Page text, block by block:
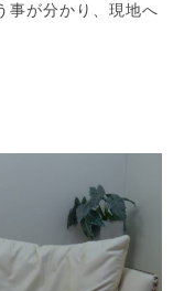
事が分かり、現地へ